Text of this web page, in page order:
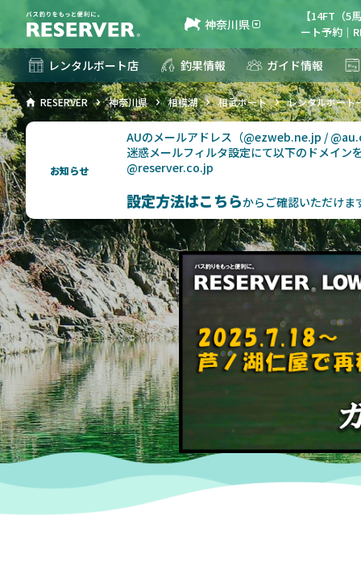
神奈川県
【14FT（5
ート予約｜
レンタルボート店 釣果情報 ガイド情報
RESERVER 神奈川県 相模湖 相武ボート レンタルボート
お知らせ
AUのメールアドレス（@ezweb.ne.jp /
迷惑メールフィルタ設定にて以下のドメイン
@reserver.co.jp
設定方法はこちらからご確認いただけま